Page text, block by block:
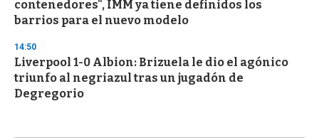
contenedores", IMM ya tiene definidos los
barrios para el nuevo modelo
14:50
Liverpool 1-0 Albion: Brizuela le dio el agónico
triunfo al negriazul tras un jugadón de
Degregorio